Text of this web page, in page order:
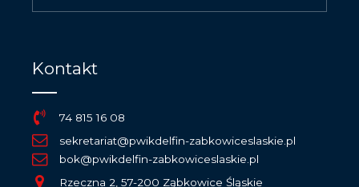
Kontakt
74 815 16 08
sekretariat@pwikdelfin-zabkowiceslaskie.pl
bok@pwikdelfin-zabkowiceslaskie.pl
Rzeczna 2, 57-200 Ząbkowice Śląskie